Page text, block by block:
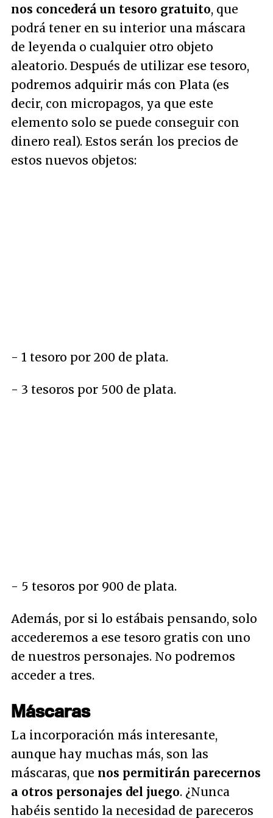
nos concederá un tesoro gratuito, que
podrá tener en su interior una máscara
de leyenda o cualquier otro objeto
aleatorio. Después de utilizar ese tesoro,
podremos adquirir más con Plata (es
decir, con micropagos, ya que este
elemento solo se puede conseguir con
dinero real). Estos serán los precios de
estos nuevos objetos:
- 1 tesoro por 200 de plata.
- 3 tesoros por 500 de plata.
- 5 tesoros por 900 de plata.
Además, por si lo estábais pensando, solo
accederemos a ese tesoro gratis con uno
de nuestros personajes. No podremos
acceder a tres.
Máscaras
La incorporación más interesante,
aunque hay muchas más, son las
máscaras, que nos permitirán parecernos
a otros personajes del juego. ¿Nunca
habéis sentido la necesidad de pareceros